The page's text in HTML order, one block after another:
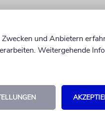
Schuld
daraus resultierende
ein verlässlicher
mit der Macht des
und Anbietern
Weitergehende